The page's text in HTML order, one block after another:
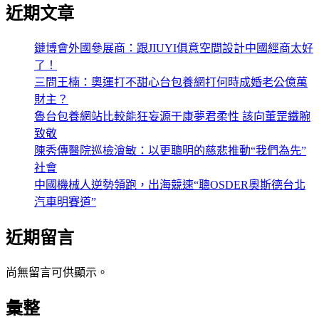
近期文章
鏈博會外國參展商：跟JIUYI俱意空間設計中國經商太好
了！
三問王楠：奧運打不甜心台包養網打何時成婚老公億萬
財主？
魯台包養網站比較能狂妄源于康夢君柔性 該向董罡鐵腕
致敬
陳秀傳醫院巡檢澮敏：以更聰明的慈悲推動“我們為先”
社會
中國機械人逆勢領跑，出海競速“聰OSDER奧斯德台北
汽車明賽道”
近期留言
尚無留言可供顯示。
彙整